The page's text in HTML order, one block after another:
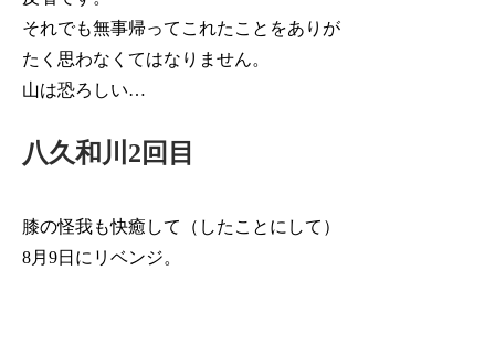
それでも無事帰ってこれたことをありが
たく思わなくてはなりません。
山は恐ろしい…
八久和川2回目
膝の怪我も快癒して（したことにして）
8月9日にリベンジ。